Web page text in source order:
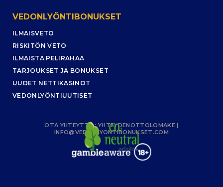
VEDONLYÖNTIBONUKSET
ILMAISVETO
RISKITÖN VETO
ILMAISTA PELIRAHAA
TARJOUKSET JA BONUKSET
UUDET NETTIKASINOT
VEDONLYÖNTIUUTISET
OTA YHTEYTTÄ :YHTEYDENOTTOLOMAKE |
INFO@VEDONLYONTIBONUKSET.COM